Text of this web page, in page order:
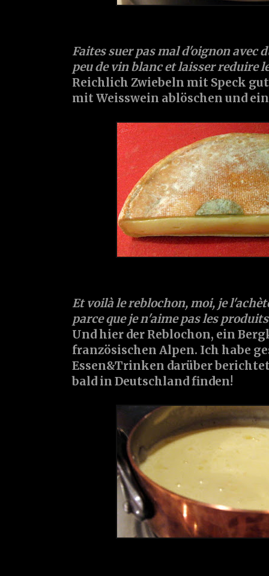
Faites suer pas mal d'oignonavec
peu devin blancet laisser reduire
Reichlich Zwiebeln mit Speck
mitWeisswein ablöschen und
Et voilà lereblochon, moi, je
parce que je n'aime pas les
Und hier der Reblochon, ein
französischen Alpen. Ich habe
Essen&Trinken darüber
bald in Deutschland finden!